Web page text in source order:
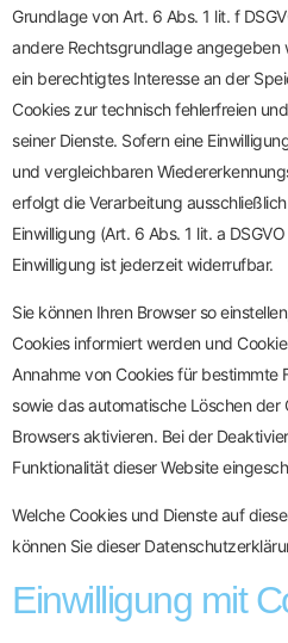
Grundlage von Art. 6 Abs. 1 lit. f
andere Rechtsgrundlage angegeben
ein berechtigtes Interesse an der
Cookies zur technisch fehlerfreien
seiner Dienste. Sofern eine
und vergleichbaren
erfolgt die Verarbeitung
Einwilligung (Art. 6 Abs. 1 lit. a
Einwilligung ist jederzeit widerrufbar.
Sie können Ihren Browser so
Cookies informiert werden und
Annahme von Cookies für bestimmte
sowie das automatische Löschen der
Browsers aktivieren. Bei der
Funktionalität dieser Website
Welche Cookies und Dienste auf
können Sie dieser
Einwilligung mit